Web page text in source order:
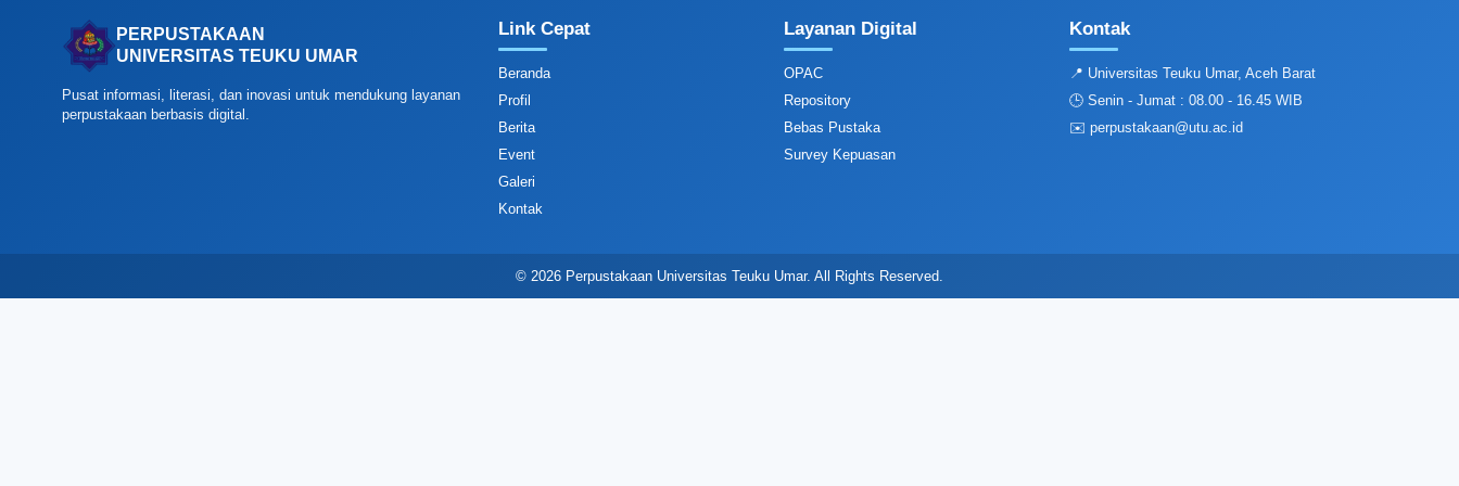
PERPUSTAKAAN
UNIVERSITAS TEUKU UMAR
Pusat informasi, literasi, dan inovasi untuk mendukung layanan
perpustakaan berbasis digital.
Link Cepat
Beranda
Profil
Berita
Event
Galeri
Kontak
Layanan Digital
OPAC
Repository
Bebas Pustaka
Survey Kepuasan
Kontak
📍 Universitas Teuku Umar, Aceh Barat
🕒 Senin - Jumat : 08.00 - 16.45 WIB
✉️ perpustakaan@utu.ac.id
© 2026 Perpustakaan Universitas Teuku Umar. All Rights Reserved.